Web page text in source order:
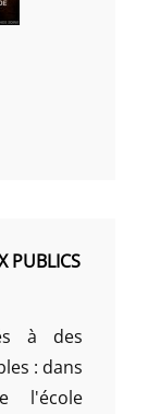
PUBLICS
à des
: dans
l'école